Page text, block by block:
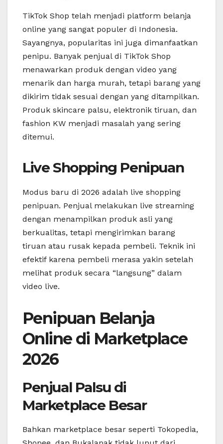
TikTok Shop telah menjadi platform belanja
online yang sangat populer di Indonesia.
Sayangnya, popularitas ini juga dimanfaatkan
penipu. Banyak penjual di TikTok Shop
menawarkan produk dengan video yang
menarik dan harga murah, tetapi barang yang
dikirim tidak sesuai dengan yang ditampilkan.
Produk skincare palsu, elektronik tiruan, dan
fashion KW menjadi masalah yang sering
ditemui.
Live Shopping Penipuan
Modus baru di 2026 adalah live shopping
penipuan. Penjual melakukan live streaming
dengan menampilkan produk asli yang
berkualitas, tetapi mengirimkan barang
tiruan atau rusak kepada pembeli. Teknik ini
efektif karena pembeli merasa yakin setelah
melihat produk secara “langsung” dalam
video live.
Penipuan Belanja
Online di Marketplace
2026
Penjual Palsu di
Marketplace Besar
Bahkan marketplace besar seperti Tokopedia,